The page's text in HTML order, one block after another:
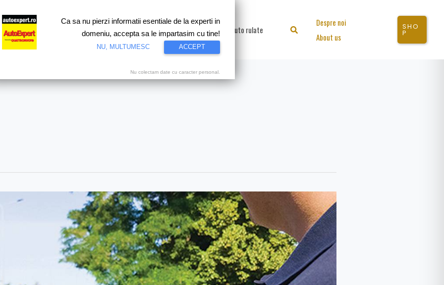
Test drive Motorsport Proiecte speciale Video Auto rulate Search
Despre noi
About us
SHO
P
Ca sa nu pierzi informatii esentiale de la experti in
domeniu, accepta sa le impartasim cu tine!
NU, MULTUMESC ACCEPT
Nu colectam date cu caracter personal.